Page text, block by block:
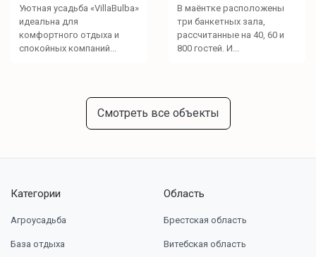
Уютная усадьба «VillaBulba»
идеальна для
комфортного отдыха и
спокойных компаний...
В маёнтке расположены
три банкетных зала,
рассчитанные на 40, 60 и
800 гостей. И...
Смотреть все объекты
Категории
Агроусадьба
База отдыха
Область
Брестская область
Витебская область